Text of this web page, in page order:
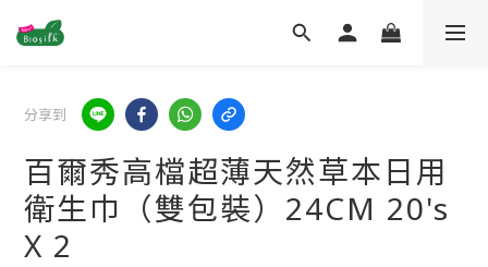
分享到
百爾秀高檔超薄天然草本日用
衛生巾（雙包裝）24CM 20's
X 2